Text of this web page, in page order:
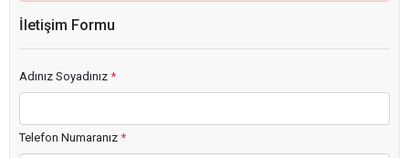
İletişim Formu
Adınız Soyadınız *
Telefon Numaranız *